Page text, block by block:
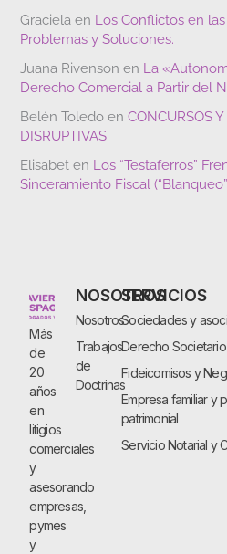
Graciela en Los Conflictos en
Problemas y Soluciones.
Juana Rivenson en La
Derecho Comercial a Partir del
Belén Toledo enCONCURSOS
DISRUPTIVAS
Elisabet en Los “Testaferros”
Sinceramiento Fiscal
Más
de
20
años
en
litigios
comerciales
y
asesorando
empresas,
pymes
y
NOSOTROS
Nosotros
Trabajos
de
Doctrinas
SERVICIOS
Sociedades y
Derecho Societario
Fideicomisos y
Empresa familiar y
patrimonial
Servicio Notarial y